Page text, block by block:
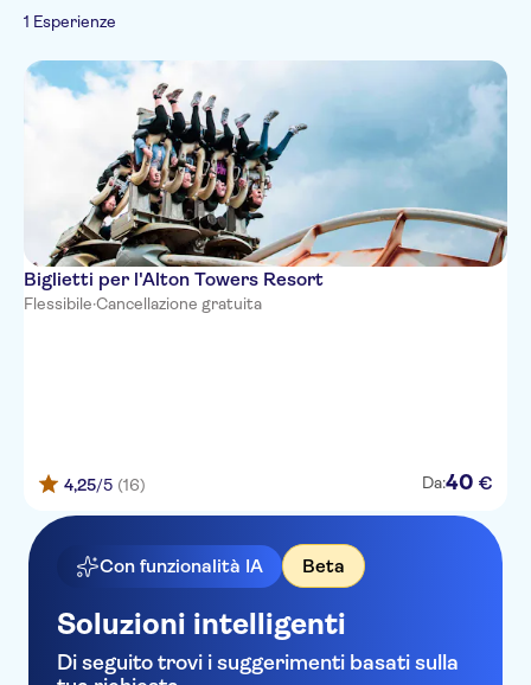
1 Esperienze
Biglietti per l'Alton Towers Resort
Flessibile·Cancellazione gratuita
4,25/5 (16) Da:40 €
Con funzionalità IA Beta
Soluzioni intelligenti
Di seguito trovi i suggerimenti basati sulla